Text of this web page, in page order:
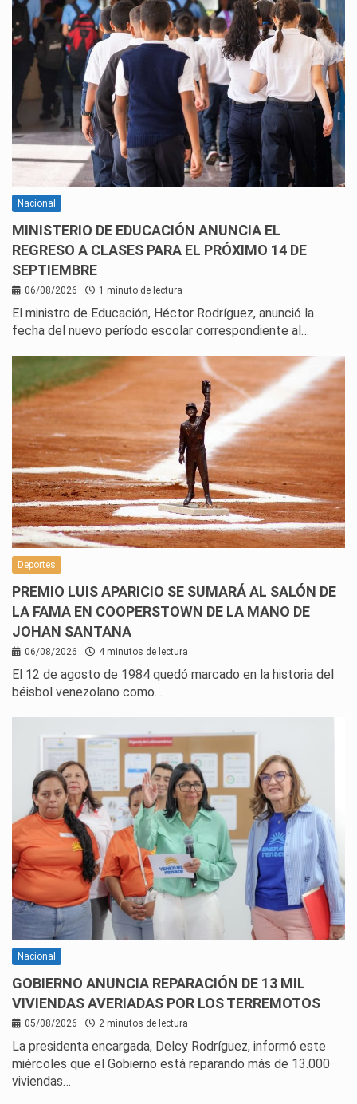
Nacional
MINISTERIO DE EDUCACIÓN ANUNCIA EL
REGRESO A CLASES PARA EL PRÓXIMO 14 DE
SEPTIEMBRE
06/08/2026 1 minuto de lectura
El ministro de Educación, Héctor Rodríguez, anunció la
fecha del nuevo período escolar correspondiente al…
Deportes
PREMIO LUIS APARICIO SE SUMARÁ AL SALÓN DE
LA FAMA EN COOPERSTOWN DE LA MANO DE
JOHAN SANTANA
06/08/2026 4 minutos de lectura
El 12 de agosto de 1984 quedó marcado en la historia del
béisbol venezolano como…
Nacional
GOBIERNO ANUNCIA REPARACIÓN DE 13 MIL
VIVIENDAS AVERIADAS POR LOS TERREMOTOS
05/08/2026 2 minutos de lectura
La presidenta encargada, Delcy Rodríguez, informó este
miércoles que el Gobierno está reparando más de 13.000
viviendas…